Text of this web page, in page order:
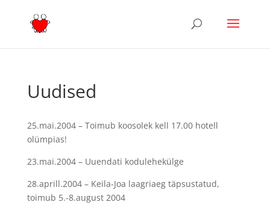
Uudised
25.mai.2004 – Toimub koosolek kell 17.00 hotell
olümpias!
23.mai.2004 – Uuendati kodulehekülge
28.aprill.2004 – Keila-Joa laagriaeg täpsustatud,
toimub 5.-8.august 2004